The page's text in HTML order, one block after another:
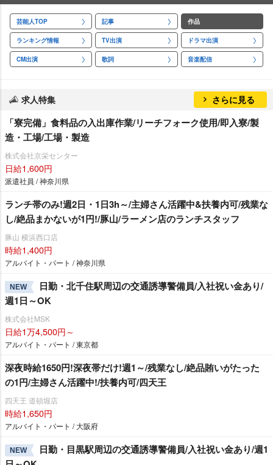
芸能人TOP 記事 作品
ランキング情報 TV出演 ドラマ出演
CM出演 歌詞 音楽配信
求人特集 さらに見る
「寮完備」食料品の入出庫作業/リーチフォーク使用/即入寮/製
造・工場/工場・製造
株式会社京栄センター
日給1,600円
派遣社員 / 神奈川県
ランチ帯のみ!週2日・1日3h～/主婦さん活躍中&扶養内可/残業な
し/絶品まかないが1円!/豚山/ラーメン店のランチスタッフ
豚山 横浜西口店
時給1,400円
アルバイト・パート / 神奈川県
NEW
日勤・北千住駅周辺の交通誘導警備員/入社祝い金あり/
週1日～OK
株式会社MSK
日給1万4,500円～
アルバイト・パート / 東京都
深夜時給1650円!深夜帯だけ!週1～/残業なし/絶品賄いがたった
の1円/主婦さん活躍中!/扶養内可/四天王
四天王 道頓堀店
時給1,650円
アルバイト・パート / 大阪府
NEW
日勤・目黒駅周辺の交通誘導警備員/入社祝い金あり/週1